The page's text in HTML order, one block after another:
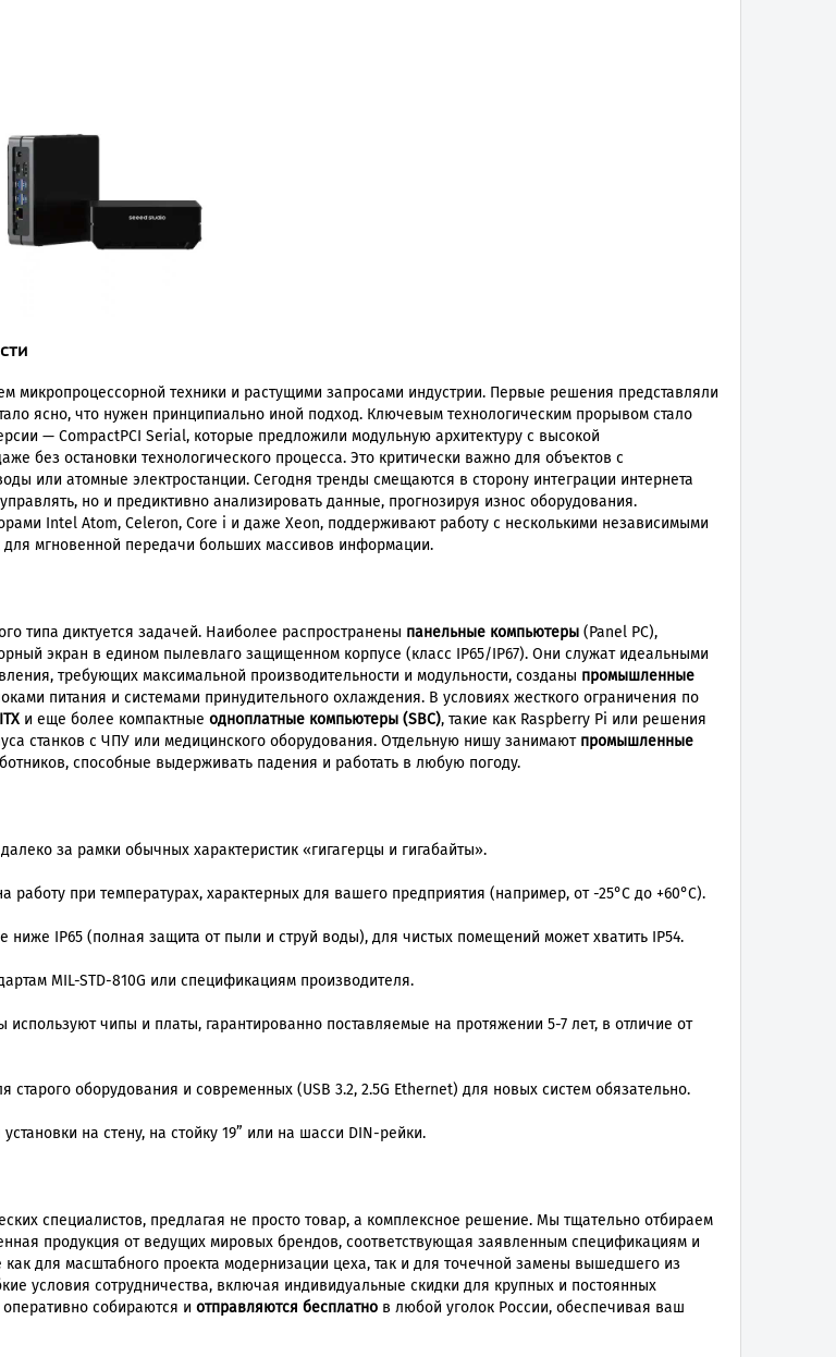
техники и растущими запросами индустрии. Первые решения представляли
ясно, что нужен принципиально иной подход. Ключевым технологическим прорывом стало
— CompactPCI Serial, которые предложили модульную архитектуру с высокой
без остановки технологического процесса. Это критически важно для объектов с
или атомные электростанции. Сегодня тренды смещаются в сторону интеграции интернета
но и предиктивно анализировать данные, прогнозируя износ оборудования.
Intel Atom, Celeron, Core i и даже Xeon, поддерживают работу с несколькими независимыми
мгновенной передачи больших массивов информации.
типа диктуется задачей. Наиболее распространены панельные компьютеры (Panel PC),
экран в едином пылевлаго защищенном корпусе (класс IP65/IP67). Они служат идеальными
требующих максимальной производительности и модульности, созданы промышленные
питания и системами принудительного охлаждения. В условиях жесткого ограничения по
и еще более компактные одноплатные компьютеры (SBC), такие как Raspberry Pi или решения
станков с ЧПУ или медицинского оборудования. Отдельную нишу занимают промышленные
способные выдерживать падения и работать в любую погоду.
за рамки обычных характеристик «гигагерцы и гигабайты».
работу при температурах, характерных для вашего предприятия (например, от -25°C до +60°C).
ниже IP65 (полная защита от пыли и струй воды), для чистых помещений может хватить IP54.
MIL-STD-810G или спецификациям производителя.
чипы и платы, гарантированно поставляемые на протяжении 5-7 лет, в отличие от
старого оборудования и современных (USB 3.2, 2.5G Ethernet) для новых систем обязательно.
на стену, на стойку 19” или на шасси DIN-рейки.
специалистов, предлагая не просто товар, а комплексное решение. Мы тщательно отбираем
продукция от ведущих мировых брендов, соответствующая заявленным спецификациям и
для масштабного проекта модернизации цеха, так и для точечной замены вышедшего из
условия сотрудничества, включая индивидуальные скидки для крупных и постоянных
собираются и отправляются бесплатно в любой уголок России, обеспечивая ваш